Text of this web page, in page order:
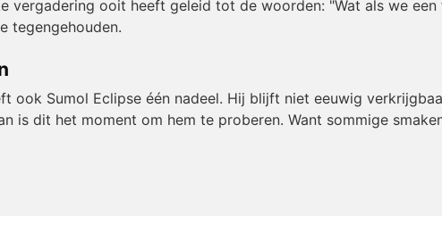
vergadering ooit heeft geleid tot de woorden: "Wat als we
tegengehouden.
ook Sumol Eclipse één nadeel. Hij blijft niet eeuwig
is dit het moment om hem te proberen. Want sommige